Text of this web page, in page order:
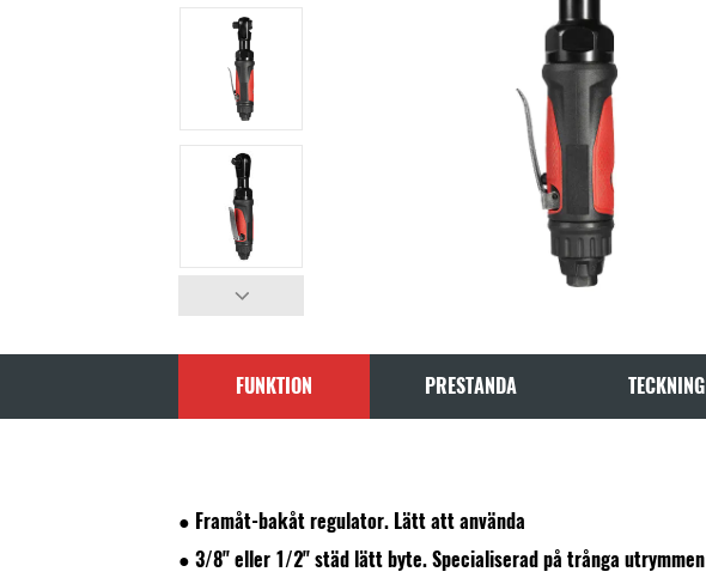
FUNKTION PRESTANDA TECKNING
● Framåt-bakåt regulator. Lätt att använda
● 3/8" eller 1/2" städ lätt byte. Specialiserad på trånga utrymmen